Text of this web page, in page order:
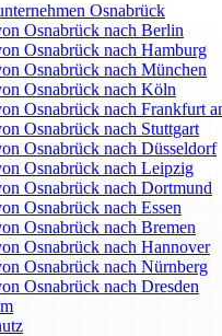
Osnabrück
Osnabrück nach Berlin
Osnabrück nach Hamburg
Osnabrück nach München
Osnabrück nach Köln
Osnabrück nach Frankfurt
Osnabrück nach Stuttgart
Osnabrück nach Düsseldorf
Osnabrück nach Leipzig
Osnabrück nach Dortmund
Osnabrück nach Essen
Osnabrück nach Bremen
Osnabrück nach Hannover
Osnabrück nach Nürnberg
Osnabrück nach Dresden